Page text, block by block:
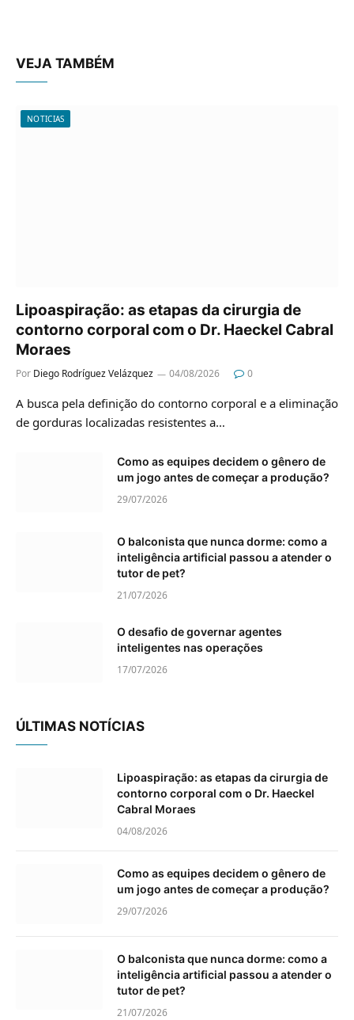
VEJA TAMBÉM
NOTICIAS
Lipoaspiração: as etapas da cirurgia de
contorno corporal com o Dr. Haeckel Cabral
Moraes
Por Diego Rodríguez Velázquez 04/08/2026 0
A busca pela definição do contorno corporal e a eliminação
de gorduras localizadas resistentes a…
Como as equipes decidem o gênero de
um jogo antes de começar a produção?
29/07/2026
O balconista que nunca dorme: como a
inteligência artificial passou a atender o
tutor de pet?
21/07/2026
O desafio de governar agentes
inteligentes nas operações
17/07/2026
ÚLTIMAS NOTÍCIAS
Lipoaspiração: as etapas da cirurgia de
contorno corporal com o Dr. Haeckel
Cabral Moraes
04/08/2026
Como as equipes decidem o gênero de
um jogo antes de começar a produção?
29/07/2026
O balconista que nunca dorme: como a
inteligência artificial passou a atender o
tutor de pet?
21/07/2026